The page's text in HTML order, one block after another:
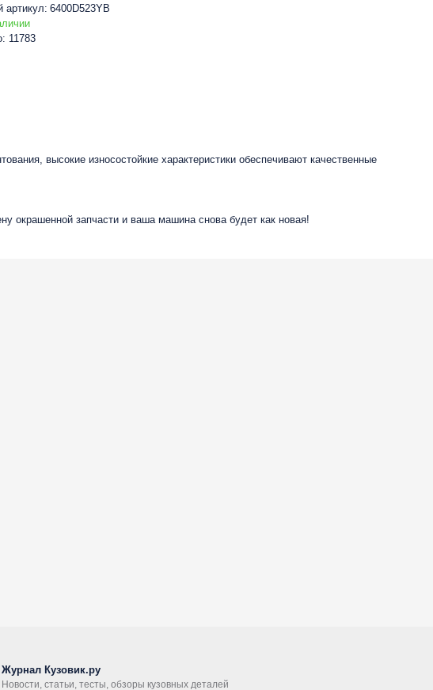
артикул: 6400D523YB
11783
высокие износостойкие характеристики обеспечивают качественные
окрашенной запчасти и ваша машина снова будет как новая!
Журнал Кузовик.ру
Новости, статьи, тесты, обзоры кузовных деталей